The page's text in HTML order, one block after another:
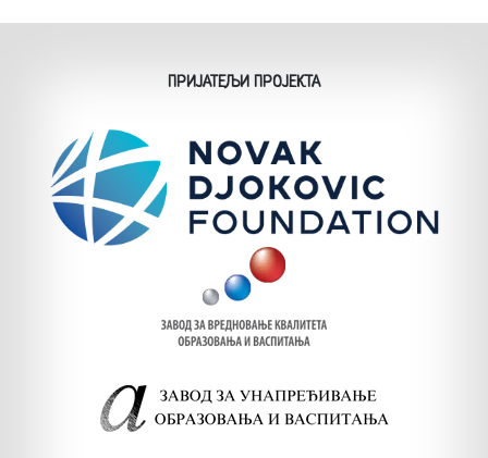
ПРИЈАТЕЉИ ПРОЈЕКТА